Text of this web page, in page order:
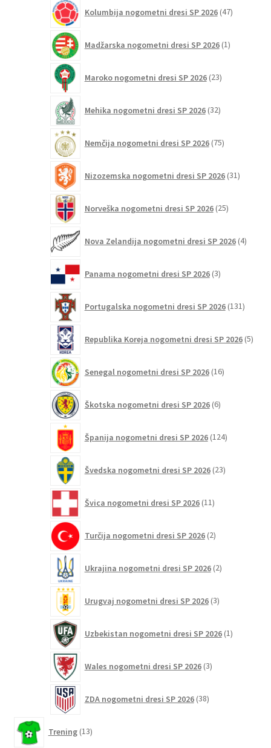
Kolumbija nogometni dresi SP 2026 47izdelkov
Madžarska nogometni dresi SP 2026 1izdelek
Maroko nogometni dresi SP 2026 23izdelkov
Mehika nogometni dresi SP 2026 32izdelkov
Nemčija nogometni dresi SP 2026 75izdelkov
Nizozemska nogometni dresi SP 2026 31izdelkov
Norveška nogometni dresi SP 2026 25izdelkov
Nova Zelandija nogometni dresi SP 2026 4izdelki
Panama nogometni dresi SP 2026 3izdelki
Portugalska nogometni dresi SP 2026 131
Republika Koreja nogometni dresi SP 2026 5
Senegal nogometni dresi SP 2026 16izdelkov
Škotska nogometni dresi SP 2026 6izdelkov
Španija nogometni dresi SP 2026 124izdelkov
Švedska nogometni dresi SP 2026 23izdelkov
Švica nogometni dresi SP 2026 11izdelkov
Turčija nogometni dresi SP 2026 2izdelka
Ukrajina nogometni dresi SP 2026 2izdelka
Urugvaj nogometni dresi SP 2026 3izdelki
Uzbekistan nogometni dresi SP 2026 1izdelek
Wales nogometni dresi SP 2026 3izdelki
ZDA nogometni dresi SP 2026 38izdelkov
Trening 13izdelkov